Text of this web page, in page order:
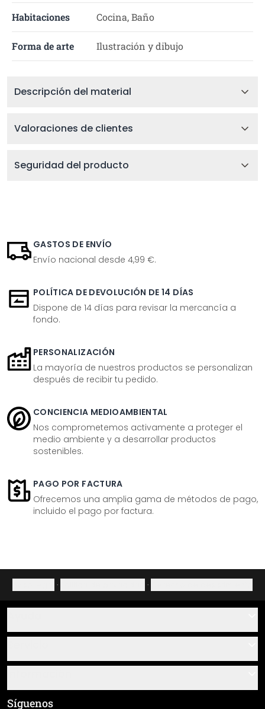
Habitaciones Cocina, Baño
Forma de arte Ilustración y dibujo
Descripción del material
Valoraciones de clientes
Seguridad del producto
GASTOS DE ENVÍO
Envío nacional desde 4,99 €.
POLÍTICA DE DEVOLUCIÓN DE 14 DÍAS
Dispone de 14 días para revisar la mercancía a
fondo.
PERSONALIZACIÓN
La mayoría de nuestros productos se personalizan
después de recibir tu pedido.
CONCIENCIA MEDIOAMBIENTAL
Nos comprometemos activamente a proteger el
medio ambiente y a desarrollar productos
sostenibles.
PAGO POR FACTURA
Ofrecemos una amplia gama de métodos de pago,
incluido el pago por factura.
· ·
Sobre nosotros
Resumen de materiales
Términos y condiciones generales (CGC)
Síguenos